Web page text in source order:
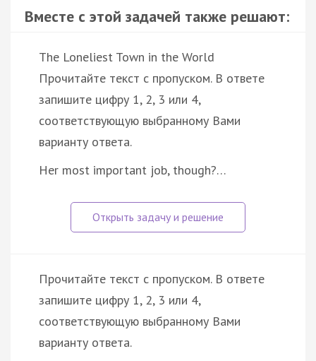
Вместе с этой задачей также решают:
The Loneliest Town in the World
Прочитайте текст с пропуском. В ответе
запишите цифру 1, 2, 3 или 4,
соответствующую выбранному Вами
варианту ответа.
Her most important job, though?…
Прочитайте текст с пропуском. В ответе
запишите цифру 1, 2, 3 или 4,
соответствующую выбранному Вами
варианту ответа.